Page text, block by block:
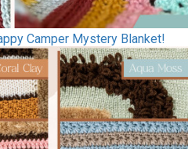
Camper Mystery Blanket!